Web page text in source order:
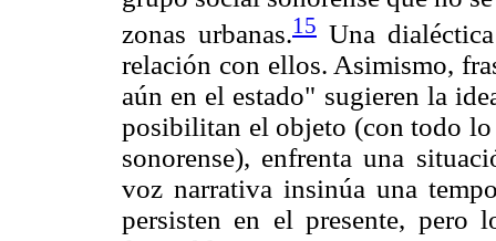
zonas urbanas.15 Una
relación con ellos. Asimismo,
aún en el estado" sugieren la
posibilitan el objeto (con todo
sonorense), enfrenta una
voz narrativa insinúa una
persisten en el presente, pero